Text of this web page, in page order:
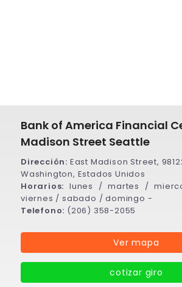
Bank of America Financial
Madison Street Seattle
Dirección: East Madison Street,
Washington, Estados Unidos
Horarios: lunes / martes /
viernes / sabado / domingo -
Telefono: (206) 358-2055
Ver mapa
cotizar giro